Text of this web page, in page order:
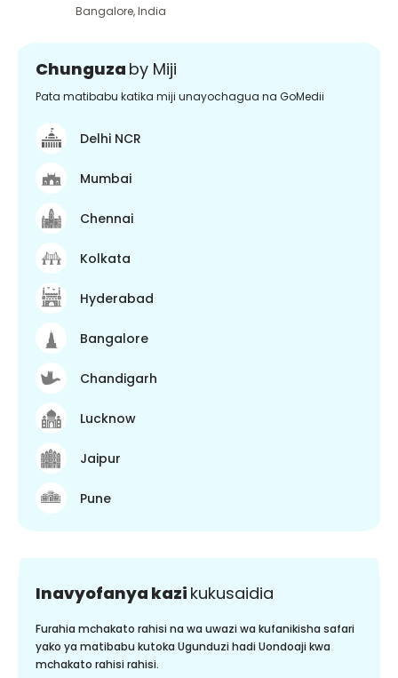
Bangalore,India
Chunguza by Miji
Pata matibabu katika miji unayochagua na GoMedii
Delhi NCR
Mumbai
Chennai
Kolkata
Hyderabad
Bangalore
Chandigarh
Lucknow
Jaipur
Pune
Inavyofanya kazi kukusaidia
Furahia mchakato rahisi na wa uwazi wa kufanikisha safari
yako ya matibabu kutoka Ugunduzi hadi Uondoaji kwa
mchakato rahisi rahisi.